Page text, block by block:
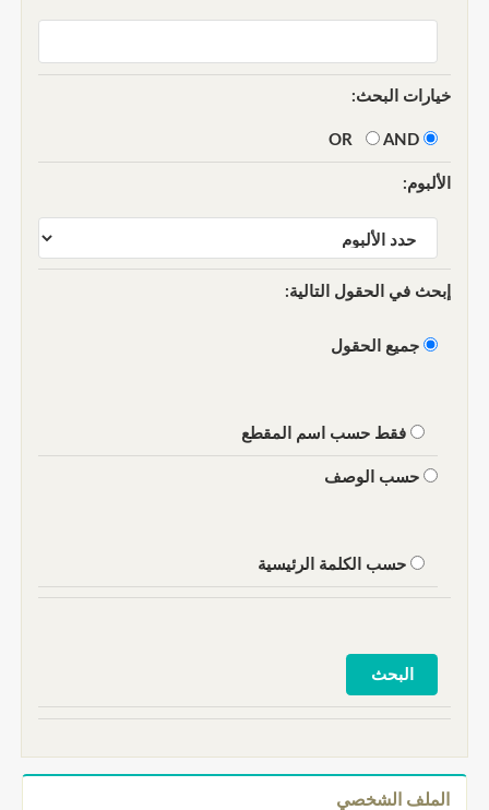
خيارات البحث:
AND
الألبوم:
إبحث في الحقول التالية:
جميع الحقول
فقط حسب اسم المقطع
حسب الوصف
حسب الكلمة الرئيسية
الملف الشخصي